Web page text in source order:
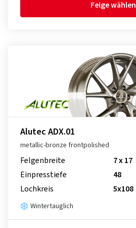
Felge wählen
Alutec ADX.01
metallic-bronze frontpolished
Felgenbreite
7 x 17
Einpresstiefe
48
Lochkreis
5x108
Wintertauglich